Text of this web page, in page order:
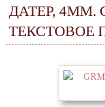
ДАТЕР, 4ММ.
ТЕКСТОВОЕ